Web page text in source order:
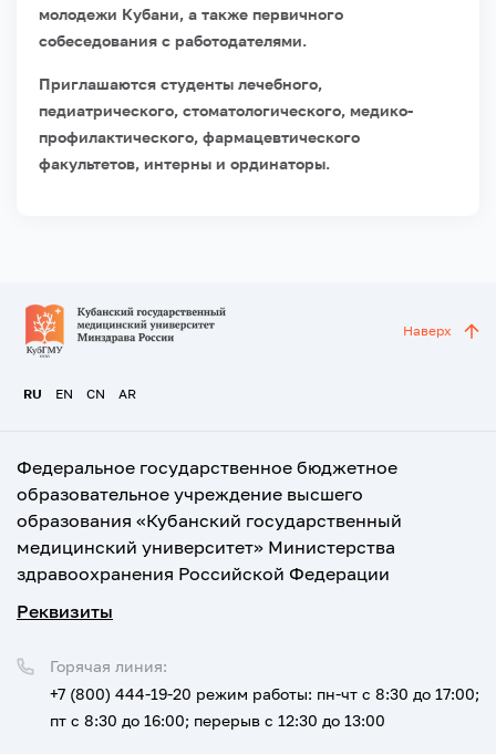
молодежи Кубани, а также первичного
собеседования с работодателями.
Приглашаются студенты лечебного,
педиатрического, стоматологического, медико-
профилактического, фармацевтического
факультетов, интерны и ординаторы.
RU EN CN AR
Наверх
Федеральное государственное бюджетное
образовательное учреждение высшего
образования «Кубанский государственный
медицинский университет» Министерства
здравоохранения Российской Федерации
Реквизиты
Горячая линия:
+7 (800) 444-19-20 режим работы: пн-чт с 8:30 до 17:00;
пт с 8:30 до 16:00; перерыв с 12:30 до 13:00